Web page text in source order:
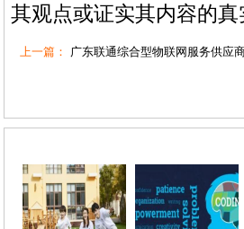
其观点或证实其内容的
上一篇： 广东联通综合型物联网服务供应